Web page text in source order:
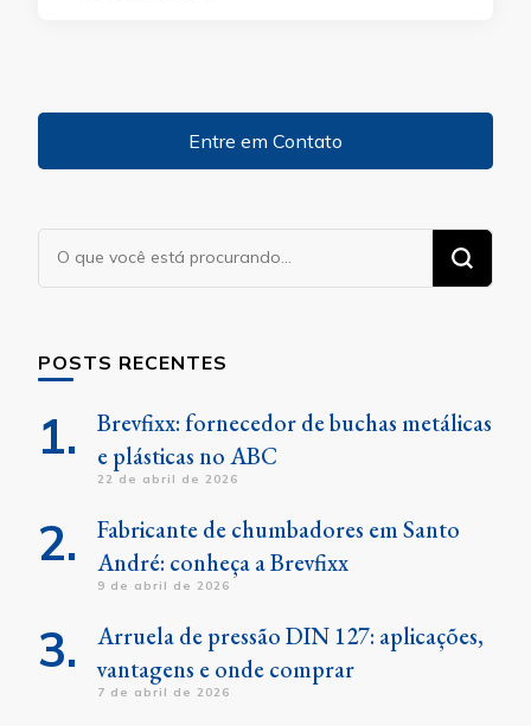
Entre em Contato
Procurando
algo?
POSTS RECENTES
Brevfixx: fornecedor de buchas metálicas
e plásticas no ABC
22 de abril de 2026
Fabricante de chumbadores em Santo
André: conheça a Brevfixx
9 de abril de 2026
Arruela de pressão DIN 127: aplicações,
vantagens e onde comprar
7 de abril de 2026